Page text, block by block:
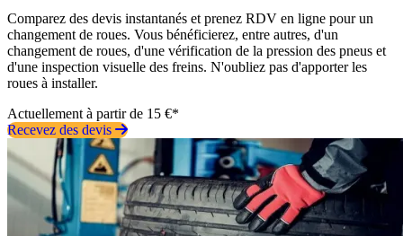
Comparez des devis instantanés et prenez RDV en ligne pour un
changement de roues. Vous bénéficierez, entre autres, d'un
changement de roues, d'une vérification de la pression des pneus et
d'une inspection visuelle des freins. N'oubliez pas d'apporter les
roues à installer.
Actuellement à partir de 15 €*
Recevez des devis